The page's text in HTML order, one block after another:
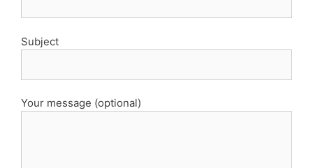
Subject
Your message (optional)